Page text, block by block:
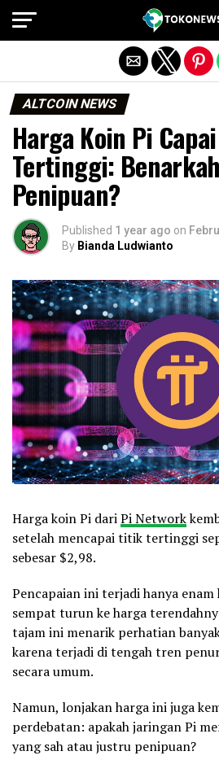
ALTCOIN NEWS
Harga Koin Pi
Tertinggi:
Penipuan?
Published 1 year ago on
By Bianda Ludwianto
Harga koin Pi dariPi Network
setelah mencapai titik tertinggi
sebesar $2,98.
Pencapaian ini terjadi hanya
sempat turun ke harga
tajam ini menarik perhatian
karena terjadi di tengah tren
secara umum.
Namun, lonjakan harga ini juga
perdebatan: apakah jaringan Pi
yang sah atau justru penipuan?
Exit mobile